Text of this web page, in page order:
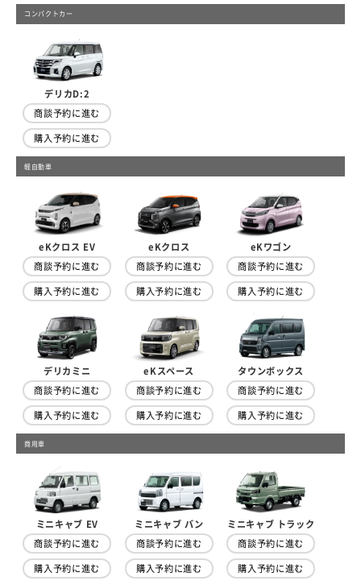
コンパクトカー
デリカD:2
商談予約に進む
購入予約に進む
軽自動車
eKクロス EV
商談予約に進む
購入予約に進む
eKクロス
商談予約に進む
購入予約に進む
eKワゴン
商談予約に進む
購入予約に進む
デリカミニ
商談予約に進む
購入予約に進む
eKスペース
商談予約に進む
購入予約に進む
タウンボックス
商談予約に進む
購入予約に進む
商用車
ミニキャブ EV
商談予約に進む
購入予約に進む
ミニキャブ バン
商談予約に進む
購入予約に進む
ミニキャブ トラック
商談予約に進む
購入予約に進む